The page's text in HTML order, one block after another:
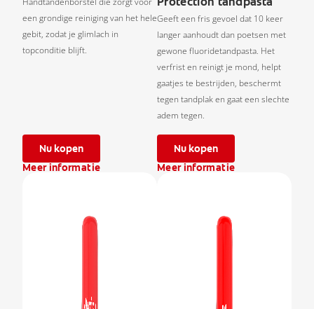
een grondige reiniging van het hele
gebit, zodat je glimlach in
topconditie blijft.
Nu kopen
Meer informatie
Geeft een fris gevoel dat 10 keer
langer aanhoudt dan poetsen met
gewone fluoridetandpasta. Het
verfrist en reinigt je mond, helpt
gaatjes te bestrijden, beschermt
tegen tandplak en gaat een slechte
adem tegen.
Nu kopen
Meer informatie